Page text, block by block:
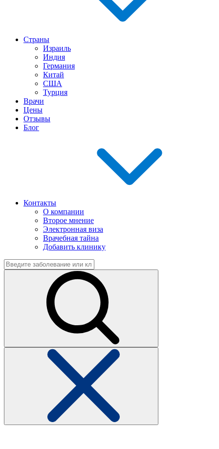
Страны
Израиль
Индия
Германия
Китай
США
Турция
Врачи
Цены
Отзывы
Блог
Контакты
О компании
Второе мнение
Электронная виза
Врачебная тайна
Добавить клинику